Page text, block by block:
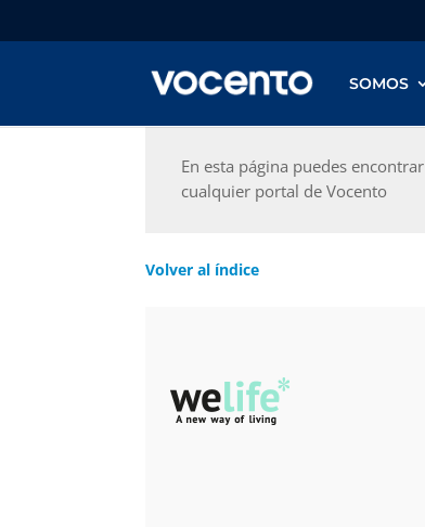
SOMOS
En esta página puedes
cualquier portal de Vocento
Volver al índice